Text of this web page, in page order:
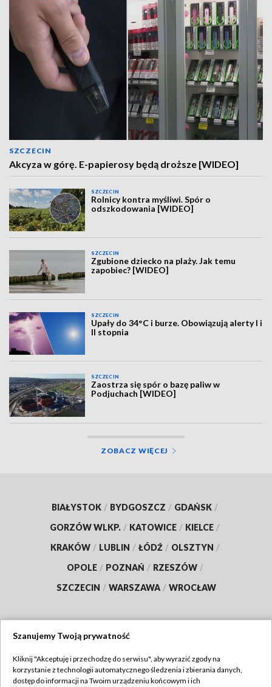
SZCZECIN
Akcyza w górę. E-papierosy będą droższe [WIDEO]
SZCZECIN
Rolnicy kontra myśliwi. Spór o
odszkodowania [WIDEO]
SZCZECIN
Zgubione dziecko na plaży. Jak temu
zapobiec? [WIDEO]
SZCZECIN
Upały do 34°C i burze. Obowiązują alerty I i
II stopnia
SZCZECIN
Zaostrza się spór o bazę paliw w
Podjuchach [WIDEO]
ZOBACZ WIĘCEJ
BIAŁYSTOK / BYDGOSZCZ / GDAŃSK /
GORZÓW WLKP. / KATOWICE / KIELCE /
KRAKÓW / LUBLIN / ŁÓDŹ / OLSZTYN /
OPOLE / POZNAŃ / RZESZÓW /
SZCZECIN / WARSZAWA / WROCŁAW
TVP
Szanujemy Twoją prywatność
Kliknij "Akceptuję i przechodzę do serwisu", aby wyrazić zgody na
korzystanie z technologii automatycznego śledzenia i zbierania danych,
dostęp do informacji na Twoim urządzeniu końcowym i ich